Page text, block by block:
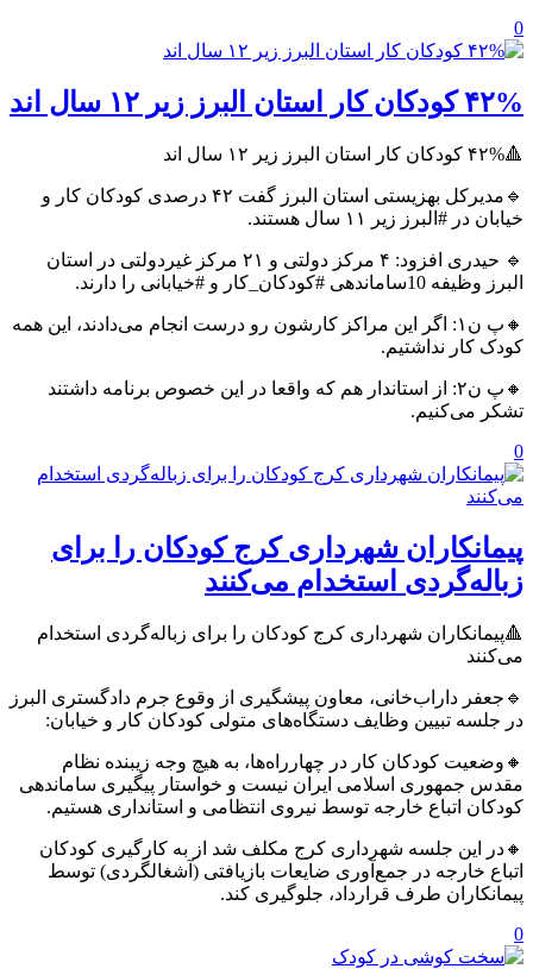
0
۴۲% کودکان کار استان البرز زیر ۱۲ سال اند
🔺۴۲% کودکان کار استان البرز زیر ۱۲ سال اند
🔹مدیرکل بهزیستی استان البرز گفت ۴۲ درصدی کودکان کار و
خیابان در #البرز زیر ۱۱ سال هستند.
🔹 حیدری افزود: ۴ مرکز دولتی و ۲۱ مرکز غیردولتی در استان
البرز وظیفه 10ساماندهی #کودکان_کار و #خیابانی را دارند.
🔸پ ن۱: اگر این مراکز کارشون رو درست انجام می‌دادند، این همه
کودک کار نداشتیم.
🔸پ ن۲: از استاندار هم که واقعا در این خصوص برنامه داشتند
تشکر می‌کنیم.
0
پیمانکاران شهرداری کرج کودکان را برای
زباله‌گردی استخدام می‌کنند
🔺پیمانکاران شهرداری کرج کودکان را برای زباله‌گردی استخدام
می‌کنند
🔹جعفر داراب‌خانی، معاون پیشگیری از وقوع جرم دادگستری البرز
در جلسه تبیین وظایف دستگاه‌های متولی کودکان کار و خیابان:
🔸وضعیت کودکان کار در چهارراه‌ها، به هیچ وجه زیبنده نظام
مقدس جمهوری اسلامی ایران نیست و خواستار پیگیری ساماندهی
کودکان اتباع خارجه توسط نیروی انتظامی و استانداری هستیم.
🔸در این جلسه شهرداری کرج مکلف شد از به کارگیری کودکان
اتباع خارجه در جمع‌آوری ضایعات بازیافتی (آشغالگردی) توسط
پیمانکاران طرف قرارداد، جلوگیری کند.
0